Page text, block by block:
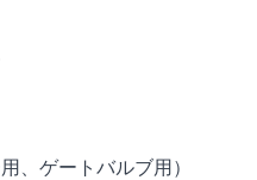
、ゲートバルブ用）